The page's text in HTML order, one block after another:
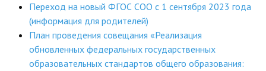
Переход на новый ФГОС СОО с 1 сентября 2023 года
(информация для родителей)
План проведения совещания «Реализация
обновленных федеральных государственных
образовательных стандартов общего образования: